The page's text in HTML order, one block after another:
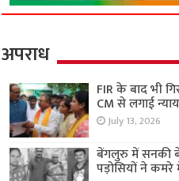
अपराध
FIR के बाद भी
CM से लगाई
July 13, 2026
बेंगलुरु में सनकी
पड़ोसियों ने